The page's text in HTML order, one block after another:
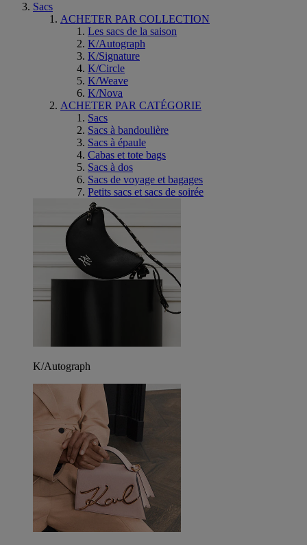
Sacs
ACHETER PAR COLLECTION
Les sacs de la saison
K/Autograph
K/Signature
K/Circle
K/Weave
K/Nova
ACHETER PAR CATÉGORIE
Sacs
Sacs à bandoulière
Sacs à épaule
Cabas et tote bags
Sacs à dos
Sacs de voyage et bagages
Petits sacs et sacs de soirée
K/Autograph